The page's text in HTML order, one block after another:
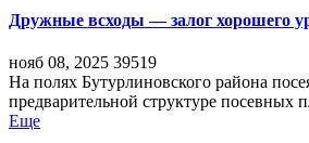
Дружные всходы — залог хорошего
нояб 08, 2025 39519
На полях Бутурлиновского района
предварительной структуре посевных
Еще